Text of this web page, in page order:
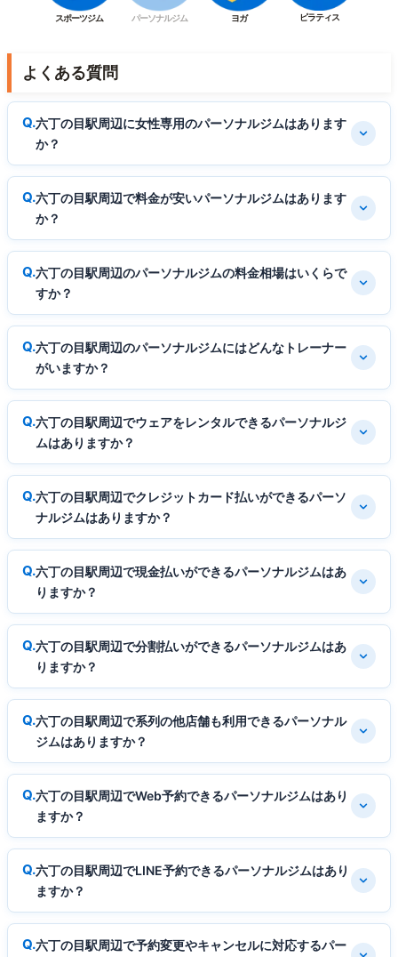
スポーツジム パーソナルジム ヨガ ピラティス
よくある質問
六丁の目駅周辺に女性専用のパーソナルジムはあります
か？
六丁の目駅周辺で料金が安いパーソナルジムはあります
か？
六丁の目駅周辺のパーソナルジムの料金相場はいくらで
すか？
六丁の目駅周辺のパーソナルジムにはどんなトレーナー
がいますか？
六丁の目駅周辺でウェアをレンタルできるパーソナルジ
ムはありますか？
六丁の目駅周辺でクレジットカード払いができるパーソ
ナルジムはありますか？
六丁の目駅周辺で現金払いができるパーソナルジムはあ
りますか？
六丁の目駅周辺で分割払いができるパーソナルジムはあ
りますか？
六丁の目駅周辺で系列の他店舗も利用できるパーソナル
ジムはありますか？
六丁の目駅周辺でWeb予約できるパーソナルジムはあり
ますか？
六丁の目駅周辺でLINE予約できるパーソナルジムはあり
ますか？
六丁の目駅周辺で予約変更やキャンセルに対応するパー